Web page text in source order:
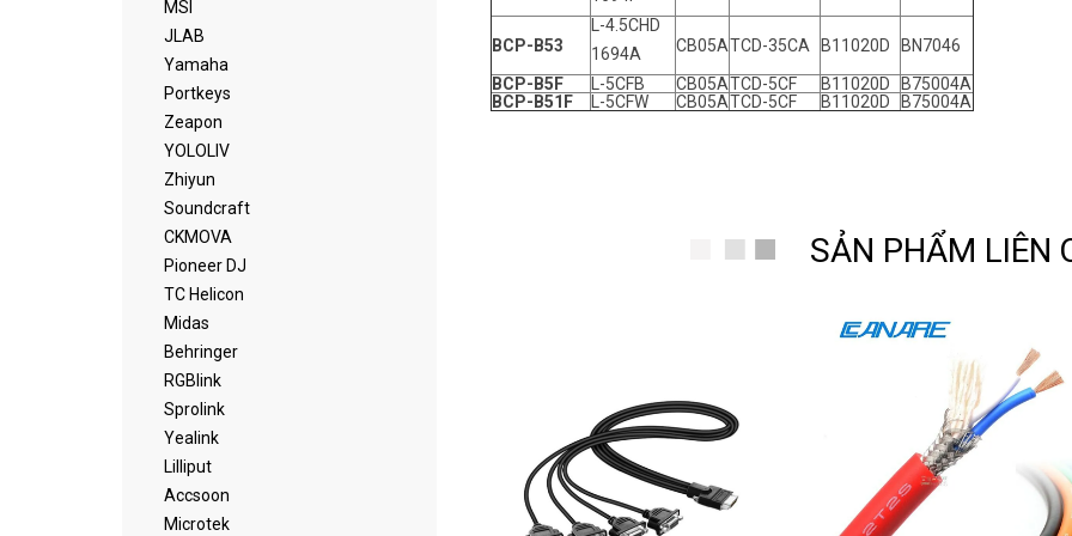
BCP-B53
L-4.5CHD
1694A
CB05ATCD-35CA B11020D
BN7046
BCP-B5F
L-5CFB CB05ATCD-5CF B11020D
B75004A
BCP-B51F
L-5CFW CB05ATCD-5CF B11020D B75004A
SẢN PHẨM LIÊN
MSI
JLAB
Yamaha
Portkeys
Zeapon
YOLOLIV
Zhiyun
Soundcraft
CKMOVA
Pioneer DJ
TC Helicon
Midas
Behringer
RGBlink
Sprolink
Yealink
Lilliput
Accsoon
Microtek